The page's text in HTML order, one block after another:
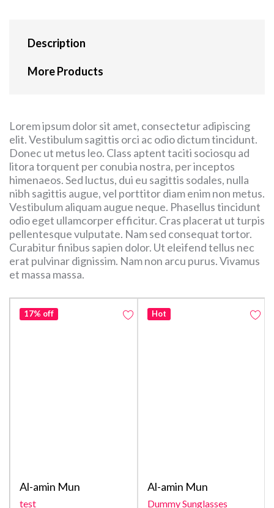
Description
More Products
Lorem ipsum dolor sit amet, consectetur adipiscing
elit. Vestibulum sagittis orci ac odio dictum tincidunt.
Donec ut metus leo. Class aptent taciti sociosqu ad
litora torquent per conubia nostra, per inceptos
himenaeos. Sed luctus, dui eu sagittis sodales, nulla
nibh sagittis augue, vel porttitor diam enim non metus.
Vestibulum aliquam augue neque. Phasellus tincidunt
odio eget ullamcorper efficitur. Cras placerat ut turpis
pellentesque vulputate. Nam sed consequat tortor.
Curabitur finibus sapien dolor. Ut eleifend tellus nec
erat pulvinar dignissim. Nam non arcu purus. Vivamus
et massa massa.
17% off
Al-amin Mun
test
Hot
Al-amin Mun
Dummy Sunglasses